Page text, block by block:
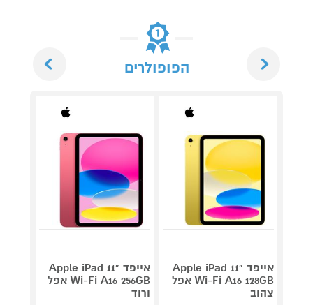
הפופולרים
אייפד Apple iPad 11"
Wi-Fi A16 128GB אפל
צהוב
אייפד Apple iPad 11"
Wi-Fi A16 256GB אפל
ורוד